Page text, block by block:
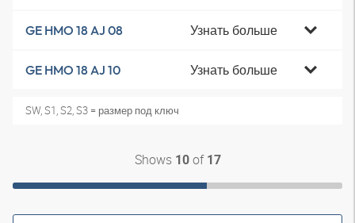
GE HMO 18 AJ 08 Узнать больше
GE HMO 18 AJ 10 Узнать больше
SW, S1, S2, S3 = размер под ключ
Shows 10of 17